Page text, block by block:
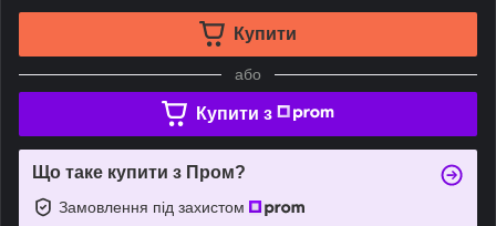
Купити
або
Купити з
Що таке купити з Пром?
Замовлення під захистом